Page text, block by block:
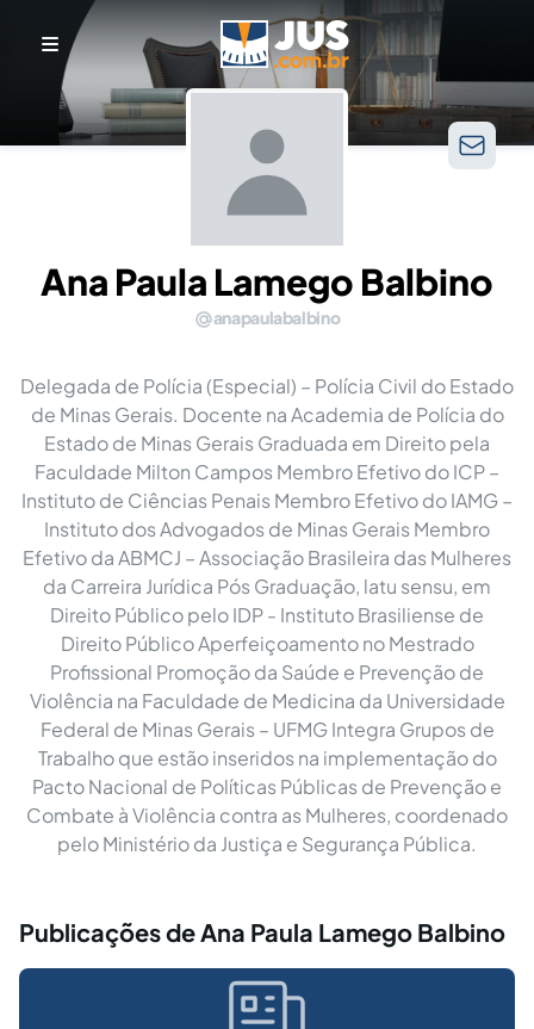
Ana Paula Lamego Balbino
anapaulabalbino
Delegada de Polícia (Especial) – Polícia Civil do Estado
de Minas Gerais. Docente na Academia de Polícia do
Estado de Minas Gerais Graduada em Direito pela
Faculdade Milton Campos Membro Efetivo do ICP –
Instituto de Ciências Penais Membro Efetivo do IAMG –
Instituto dos Advogados de Minas Gerais Membro
Efetivo da ABMCJ – Associação Brasileira das Mulheres
da Carreira Jurídica Pós Graduação, latu sensu, em
Direito Público pelo IDP - Instituto Brasiliense de
Direito Público Aperfeiçoamento no Mestrado
Profissional Promoção da Saúde e Prevenção de
Violência na Faculdade de Medicina da Universidade
Federal de Minas Gerais – UFMG Integra Grupos de
Trabalho que estão inseridos na implementação do
Pacto Nacional de Políticas Públicas de Prevenção e
Combate à Violência contra as Mulheres, coordenado
pelo Ministério da Justiça e Segurança Pública.
Publicações de Ana Paula Lamego Balbino